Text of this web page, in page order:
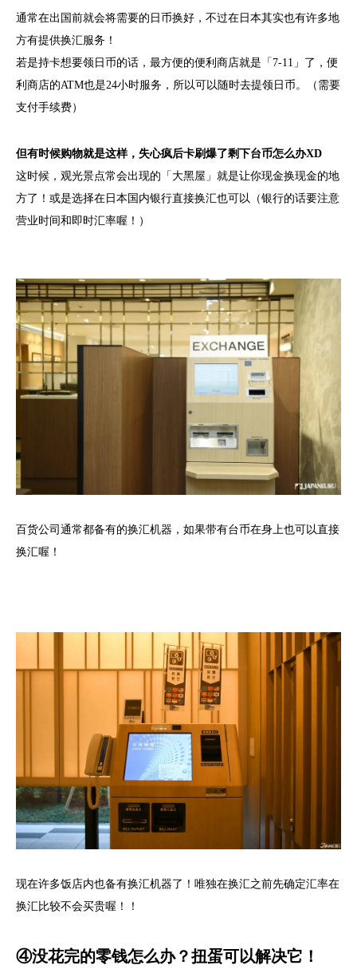
通常在出国前就会将需要的日币换好，不过在日本其实也有许多地
方有提供换汇服务！
若是持卡想要领日币的话，最方便的便利商店就是「7-11」了，便
利商店的ATM也是24小时服务，所以可以随时去提领日币。（需要
支付手续费）
但有时候购物就是这样，失心疯后卡刷爆了剩下台币怎么办XD
这时候，观光景点常会出现的「大黑屋」就是让你现金换现金的地
方了！或是选择在日本国内银行直接换汇也可以（银行的话要注意
营业时间和即时汇率喔！）
百货公司通常都备有的换汇机器，如果带有台币在身上也可以直接
换汇喔！
现在许多饭店内也备有换汇机器了！唯独在换汇之前先确定汇率在
换汇比较不会买贵喔！！
④没花完的零钱怎么办？扭蛋可以解决它！